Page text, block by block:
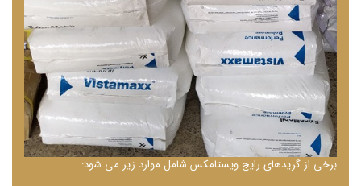
برخی از گریدهای رایج ویستامکس شامل موارد زیر می شود: